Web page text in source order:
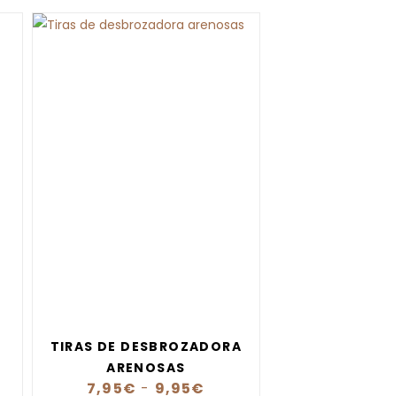
TIRAS DE DESBROZADORA
ARENOSAS
7,95€ - 9,95€